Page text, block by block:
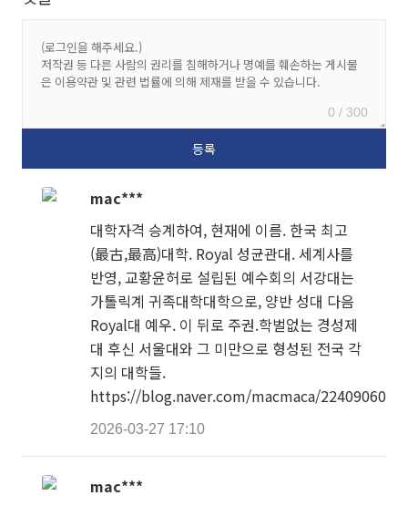
0 / 300
mac***
대학자격 승계하여, 현재에 이름. 한국 최고
(最古,最高)대학. Royal 성균관대. 세계사를
반영, 교황윤허로 설립된 예수회의 서강대는
가톨릭계 귀족대학대학으로, 양반 성대 다음
Royal대 예우. 이 뒤로 주권.학벌없는 경성제
대 후신 서울대와 그 미만으로 형성된 전국 각
지의 대학들.
https://blog.naver.com/macmaca/
2026-03-27 17:10
mac***